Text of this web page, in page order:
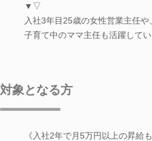
▼▽
入社3年目25歳の女性営業主任や
子育て中のママ主任も活躍して
対象となる方
《入社2年で月5万円以上の昇